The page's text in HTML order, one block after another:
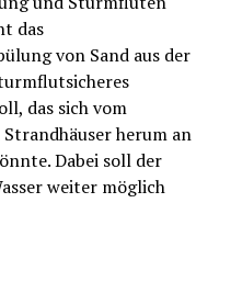
das
von Sand aus der
das sich vom
herum an
Dabei soll der
weiter möglich